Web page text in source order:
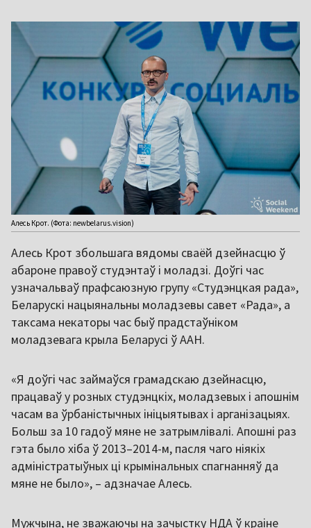
Алесь Крот. (Фота: newbelarus.vision)
Алесь Крот збольшага вядомы сваёй дзейнасцю ў
абароне правоў студэнтаў і моладзі. Доўгі час
узначальваў прафсаюзную групу «Студэнцкая рада»,
Беларускі нацыянальны моладзевы савет «Рада», а
таксама некаторы час быў прадстаўніком
моладзевага крыла Беларусі ў ААН.
«Я доўгі час займаўся грамадскаю дзейнасцю,
працаваў у розных студэнцкіх, моладзевых і апошнім
часам ва ўрбаністычных ініцыятывах і арганізацыях.
Больш за 10 гадоў мяне не затрымлівалі. Апошні раз
гэта было хіба ў 2013–2014-м, пасля чаго ніякіх
адміністратыўных ці крымінальных спагнанняў да
мяне не было», – адзначае Алесь.
Мужчына, не зважаючы на зачыстку НДА ў краіне